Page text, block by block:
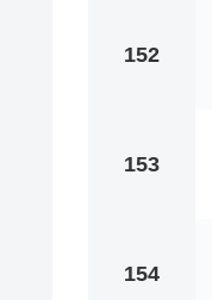
152
153
154